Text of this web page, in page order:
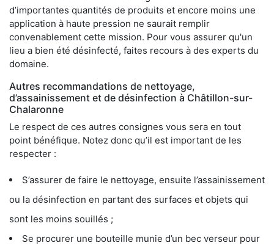
d’importantes quantités de produits et encore moins une
application à haute pression ne saurait remplir
convenablement cette mission. Pour vous assurer qu'un
lieu a bien été désinfecté, faites recours à des experts du
domaine.
Autres recommandations de nettoyage,
d’assainissement et de désinfection à Châtillon-sur-
Chalaronne
Le respect de ces autres consignes vous sera en tout
point bénéfique. Notez donc qu’il est important de les
respecter :
S’assurer de faire le nettoyage, ensuite l’assainissement
ou la désinfection en partant des surfaces et objets qui
sont les moins souillés ;
Se procurer une bouteille munie d’un bec verseur pour